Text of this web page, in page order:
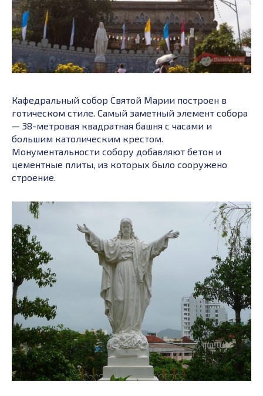
Кафедральный собор Святой Марии построен в
готическом стиле. Самый заметный элемент собора
— 38-метровая квадратная башня с часами и
большим католическим крестом.
Монументальности собору добавляют бетон и
цементные плиты, из которых было сооружено
строение.